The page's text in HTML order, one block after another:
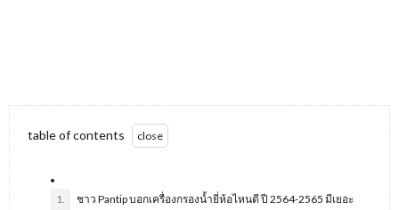
table of contents
1.
ชาว Pantip บอกเครื่องกรองน้ำยี่ห้อไหนดี ปี 2564-2565 มีเยอะ